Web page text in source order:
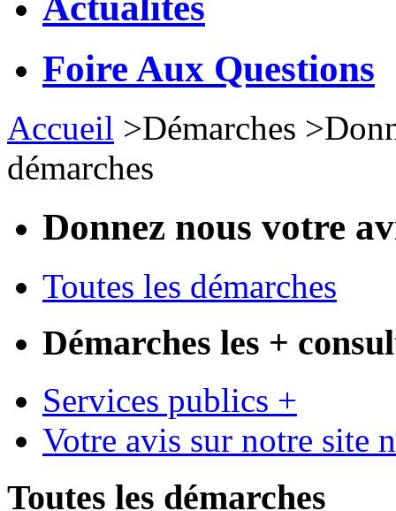
Foire Aux Questions
Accueil >Démarches >
démarches
Donnez nous votre
Toutes les démarches
Démarches les +
Services publics +
Votre avis sur notre site
Toutes les démarches